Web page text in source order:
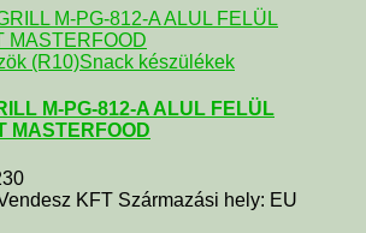
(R10)Snack készülékek
M-PG-812-A ALUL FELÜL
MASTERFOOD
KFT Származási hely: EU